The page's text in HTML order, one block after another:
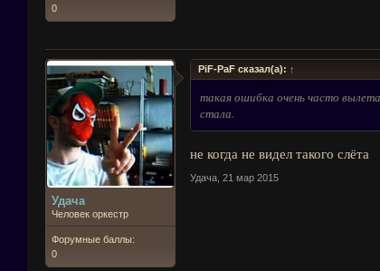
0
Удача
Человек оркестр
Форумные баллы:
0
PiF-PaF сказал(а): ↑
такая ошибка очень часто
стала.
не когда не видел такого слёта
Удача 21 мар 2015